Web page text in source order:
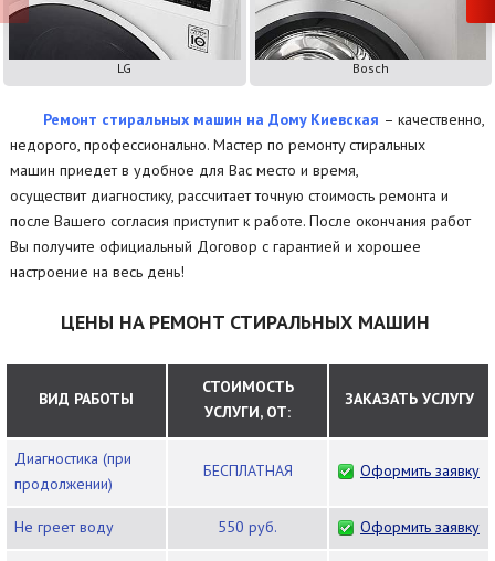
LG Bosch
Ремонт стиральных машин на Дому Киевская – качественно,
недорого, профессионально. Мастер по ремонту стиральных
машин приедет в удобное для Вас место и время,
осуществит диагностику, рассчитает точную стоимость ремонта и
после Вашего согласия приступит к работе. После окончания работ
Вы получите официальный Договор с гарантией и хорошее
настроение на весь день!
ЦЕНЫ НА РЕМОНТ СТИРАЛЬНЫХ МАШИН
ВИД РАБОТЫ
СТОИМОСТЬ
УСЛУГИ, ОТ:
ЗАКАЗАТЬ УСЛУГУ
Диагностика (при
продолжении)
БЕСПЛАТНАЯ Оформить заявку
Не греет воду 550 руб. Оформить заявку